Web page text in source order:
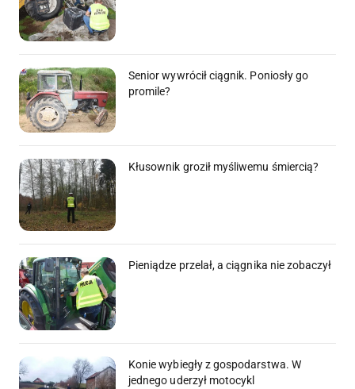
Senior wywrócił ciągnik. Poniosły go
promile?
Kłusownik groził myśliwemu śmiercią?
Pieniądze przelał, a ciągnika nie zobaczył
Konie wybiegły z gospodarstwa. W
jednego uderzył motocykl